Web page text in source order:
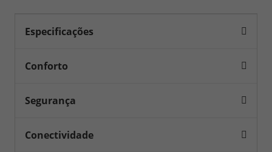
Especificações
Conforto
Segurança
Conectividade